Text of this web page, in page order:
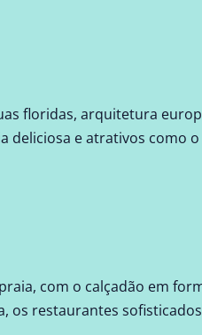
floridas, arquitetura
e atrativos como o
com o calçadão em
os restaurantes